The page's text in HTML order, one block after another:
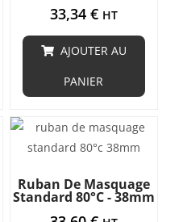
33,34 € HT
AJOUTER AU
PANIER
Ruban De Masquage
Standard 80°C - 38mm